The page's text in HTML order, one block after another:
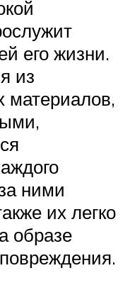
его жизни.
из
материалов,
ними
их легко
образе